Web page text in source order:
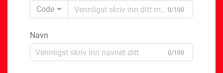
Code
0/100
Navn
0/100